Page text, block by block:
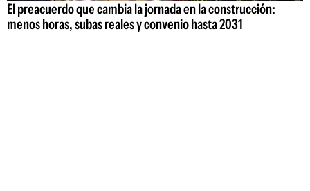
El preacuerdo que cambia la jornada en la construcción:
menos horas, subas reales y convenio hasta 2031